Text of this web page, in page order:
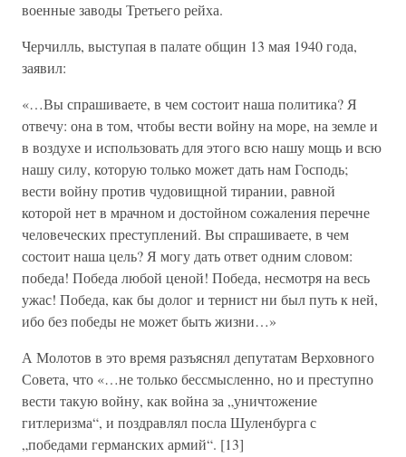
военные заводы Третьего рейха.
Черчилль, выступая в палате общин 13 мая 1940 года,
заявил:
«…Вы спрашиваете, в чем состоит наша политика? Я
отвечу: она в том, чтобы вести войну на море, на земле и
в воздухе и использовать для этого всю нашу мощь и всю
нашу силу, которую только может дать нам Господь;
вести войну против чудовищной тирании, равной
которой нет в мрачном и достойном сожаления перечне
человеческих преступлений. Вы спрашиваете, в чем
состоит наша цель? Я могу дать ответ одним словом:
победа! Победа любой ценой! Победа, несмотря на весь
ужас! Победа, как бы долог и тернист ни был путь к ней,
ибо без победы не может быть жизни…»
А Молотов в это время разъяснял депутатам Верховного
Совета, что «…не только бессмысленно, но и преступно
вести такую войну, как война за „уничтожение
гитлеризма“, и поздравлял посла Шуленбурга с
„победами германских армий“. [13]